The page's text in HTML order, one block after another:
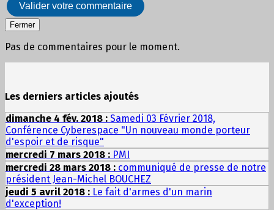
Valider votre commentaire
Fermer
Pas de commentaires pour le moment.
Les derniers articles ajoutés
dimanche 4 fév. 2018 : Samedi 03 Février 2018,
Conférence Cyberespace "Un nouveau monde porteur
d'espoir et de risque"
mercredi 7 mars 2018 : PMI
mercredi 28 mars 2018 : communiqué de presse de notre
président Jean-Michel BOUCHEZ
jeudi 5 avril 2018 : Le fait d'armes d'un marin
d'exception!